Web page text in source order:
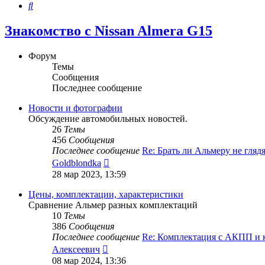
Поиск
Знакомство с Nissan Almera G15
Форум
Темы
Сообщения
Последнее сообщение
Новости и фотографии
Обсуждение автомобильных новостей.
26 Темы
456 Сообщения
Последнее сообщение Re: Брать ли Альмеру не
Goldblondka
к
сообщению
28 мар 2023, 13:59
Цены, комплектации, характеристики
Сравнение Альмер разных комплектаций
10 Темы
386 Сообщения
Последнее сообщение Re: Комплектация с АКПП и
Алексеевич
к
08 мар 2024, 13:36